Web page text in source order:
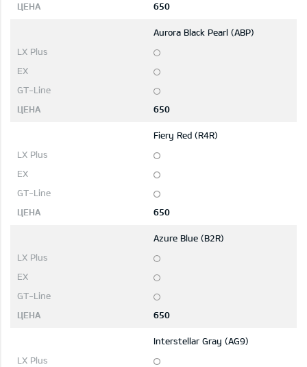
650
Aurora Black Pearl (ABP)
650
Fiery Red (R4R)
650
Azure Blue (B2R)
650
Interstellar Gray (AG9)